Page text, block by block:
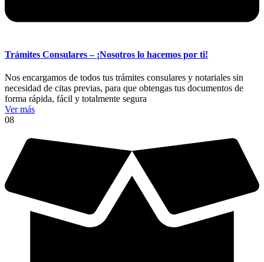
Trámites Consulares – ¡Nosotros lo hacemos por ti!
Nos encargamos de todos tus trámites consulares y notariales sin
necesidad de citas previas, para que obtengas tus documentos de
forma rápida, fácil y totalmente segura
Ver más
08